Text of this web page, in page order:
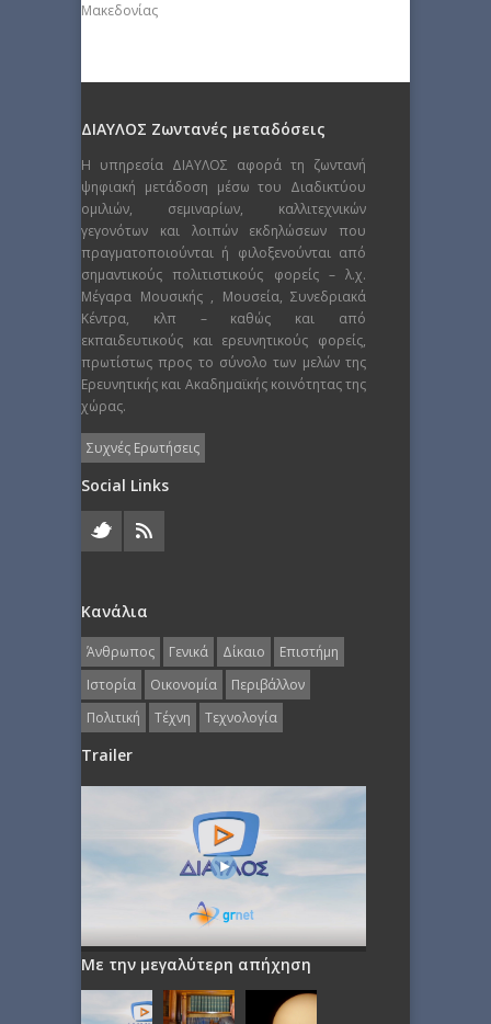
Μακεδονίας
ΔΙΑΥΛΟΣ Ζωντανές μεταδόσεις
Η υπηρεσία ΔΙΑΥΛΟΣ αφορά τη ζωντανή
ψηφιακή μετάδοση μέσω του Διαδικτύου
ομιλιών, σεμιναρίων, καλλιτεχνικών
γεγονότων και λοιπών εκδηλώσεων που
πραγματοποιούνται ή φιλοξενούνται από
σημαντικούς πολιτιστικούς φορείς – λ.χ.
Μέγαρα Μουσικής , Μουσεία, Συνεδριακά
Κέντρα, κλπ – καθώς και από
εκπαιδευτικούς και ερευνητικούς φορείς,
πρωτίστως προς το σύνολο των μελών της
Ερευνητικής και Ακαδημαϊκής κοινότητας της
χώρας.
Συχνές Ερωτήσεις
Social Links
Κανάλια
Άνθρωπος Γενικά Δίκαιο
Επιστήμη
Ιστορία
Οικονομία
Περιβάλλον
Πολιτική
Τέχνη Τεχνολογία
Trailer
Με την μεγαλύτερη απήχηση